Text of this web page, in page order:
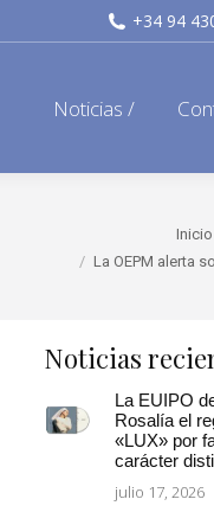
+34 94
Noticias /
Inicio
La OEPM alerta
Noticias
La EUIPO
Rosalía el
«LUX» por
carácter
julio 17, 2026